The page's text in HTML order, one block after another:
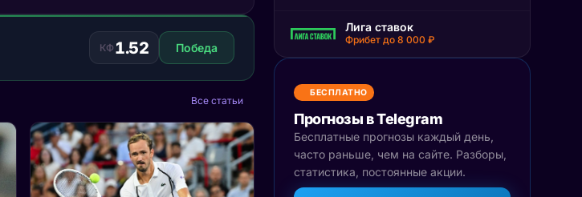
КФ 1.52 Победа
Все статьи
Лига ставок
Фрибет до 8 000 ₽
БЕСПЛАТНО
Прогнозы в Telegram
Бесплатные прогнозы каждый день,
часто раньше, чем на сайте. Разборы,
статистика, постоянные акции.